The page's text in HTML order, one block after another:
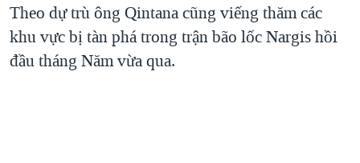
Theo dự trù ông Qintana cũng viếng thăm các
khu vực bị tàn phá trong trận bão lốc Nargis hồi
đầu tháng Năm vừa qua.